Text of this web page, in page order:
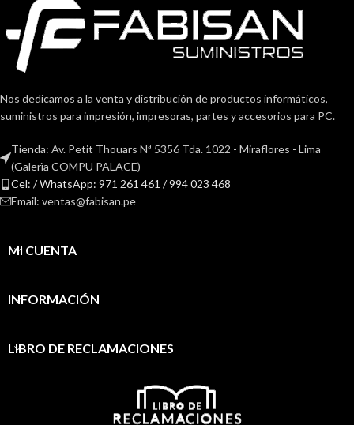
Nos dedicamos a la venta y distribución de productos informáticos,
suministros para impresión, impresoras, partes y accesorios para PC.
Tienda: Av. Petit Thouars Nª 5356 Tda. 1022 - Miraflores - Lima
(Galerìa COMPU PALACE)
Cel: / WhatsApp: 971 261 461 / 994 023 468
Email: ventas@fabisan.pe
MI CUENTA
INFORMACIÓN
LIBRO DE RECLAMACIONES